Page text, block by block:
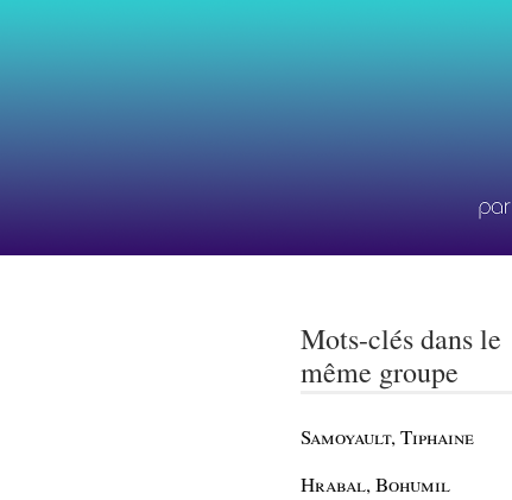
Mots-clés dans le
même groupe
Samoyault, Tiphaine
Hrabal, Bohumil